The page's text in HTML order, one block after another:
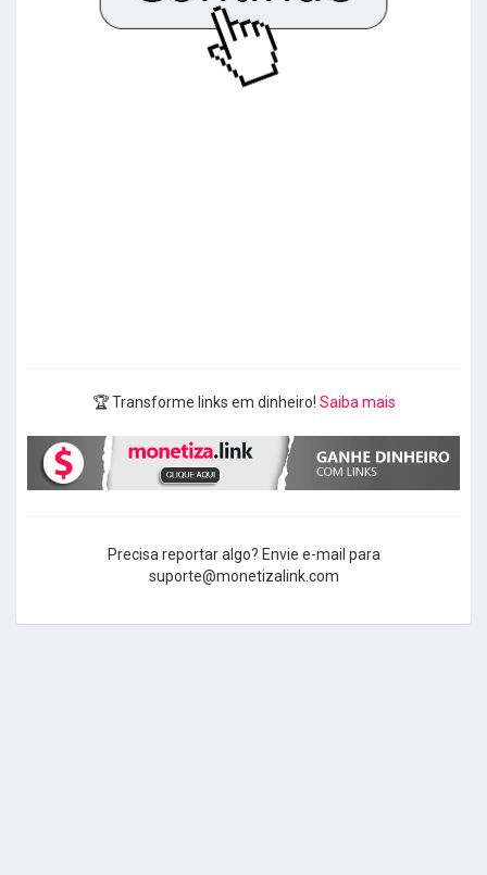
🏆 Transforme links em dinheiro! Saiba mais
Precisa reportar algo? Envie e-mail para
suporte@monetizalink.com